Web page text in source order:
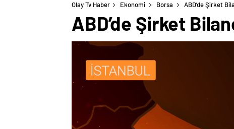
Olay Tv Haber Ekonomi Borsa ABD’de Şirket
ABD’de Şirket